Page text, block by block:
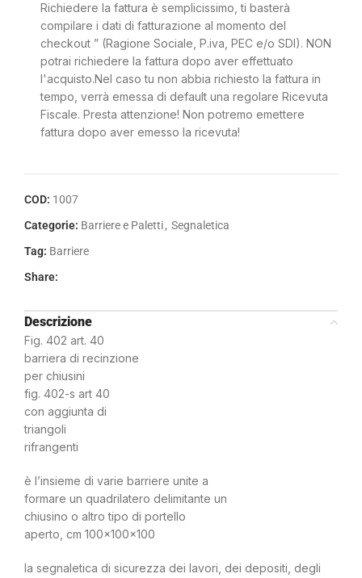
Richiedere la fattura è semplicissimo, ti basterà
compilare i dati di fatturazione al momento del
checkout ” (Ragione Sociale, P.iva, PEC e/o SDI). NON
potrai richiedere la fattura dopo aver effettuato
l'acquisto.Nel caso tu non abbia richiesto la fattura in
tempo, verrà emessa di default una regolare Ricevuta
Fiscale. Presta attenzione! Non potremo emettere
fattura dopo aver emesso la ricevuta!
COD: 1007
Categorie: Barriere e Paletti, Segnaletica
Tag: Barriere
Share:
Descrizione
Fig. 402 art. 40
barriera di recinzione
per chiusini
fig. 402-s art 40
con aggiunta di
triangoli
rifrangenti
è l’insieme di varie barriere unite a
formare un quadrilatero delimitante un
chiusino o altro tipo di portello
aperto, cm 100x100x100
la segnaletica di sicurezza dei lavori, dei depositi, degli